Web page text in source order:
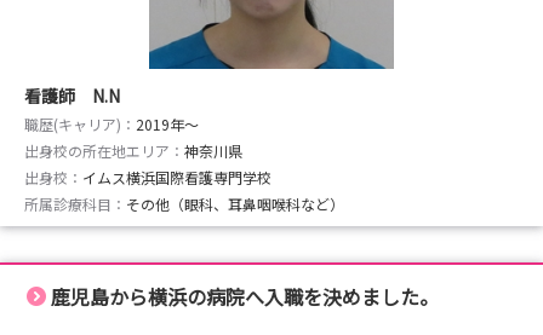
看護師 N.N
職歴(キャリア)： 2019年〜
出身校の所在地エリア： 神奈川県
出身校： イムス横浜国際看護専門学校
所属診療科目： その他（眼科、耳鼻咽喉科など）
鹿児島から横浜の病院へ入職を決めました。